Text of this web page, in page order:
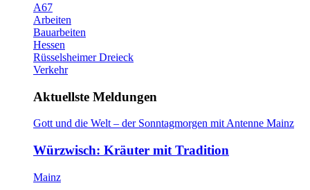
A67
Arbeiten
Bauarbeiten
Hessen
Rüsselsheimer Dreieck
Verkehr
Aktuellste Meldungen
Gott und die Welt – der Sonntagmorgen mit Antenne Mainz
Würzwisch: Kräuter mit Tradition
Mainz